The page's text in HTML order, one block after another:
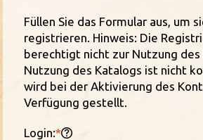
Füllen Sie das Formular aus, um
registrieren. Hinweis: Die
berechtigt nicht zur Nutzung des
Nutzung des Katalogs ist nicht
wird bei der Aktivierung des
Verfügung gestellt.
Login:*